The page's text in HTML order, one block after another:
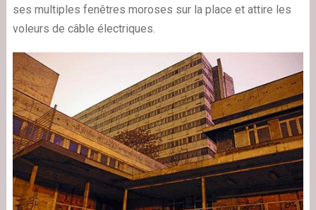
ses multiples fenêtres moroses sur la place et attire les
voleurs de câble électriques.